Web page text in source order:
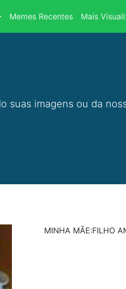
Memes Recentes Mais
suas imagens ou da
MINHA MÃE:FILHO